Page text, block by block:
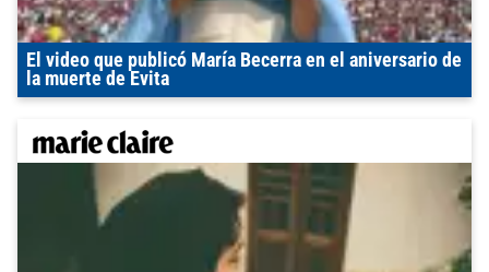
El video que publicó María Becerra en el aniversario de
la muerte de Evita